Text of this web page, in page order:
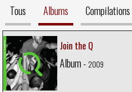
Tous Albums Compilations
Join the Q
Album - 2009